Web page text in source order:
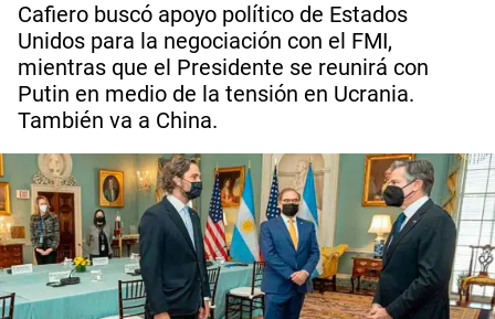
Cafiero buscó apoyo político de Estados
Unidos para la negociación con el FMI,
mientras que el Presidente se reunirá con
Putin en medio de la tensión en Ucrania.
También va a China.